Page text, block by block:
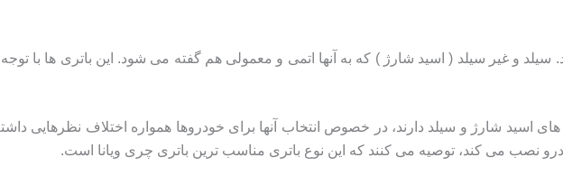
و غیر سیلد ( اسید شارژ ) که به آنها اتمی و معمولی هم گفته می شود. این باتری ها با توجه
اسید شارژ و سیلد دارند، در خصوص انتخاب آنها برای خودروها همواره اختلاف نظرهایی داشته
نصب می کند، توصیه می کنند که این نوع باتری مناسب ترین باتری چری ویانا است.